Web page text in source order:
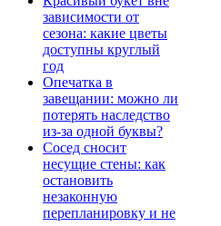
зависимости от
сезона: какие цветы
доступны круглый
год
Опечатка в
завещании: можно ли
потерять наследство
из-за одной буквы?
Сосед сносит
несущие стены: как
остановить
незаконную
перепланировку и не